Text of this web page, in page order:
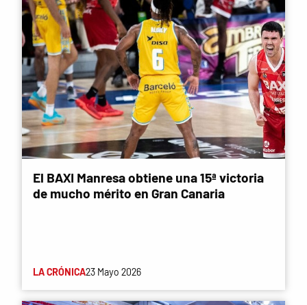
El BAXI Manresa obtiene una 15ª victoria
de mucho mérito en Gran Canaria
LA CRÓNICA23 Mayo 2026